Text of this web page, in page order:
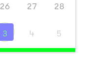
26 27 28
3 4 5